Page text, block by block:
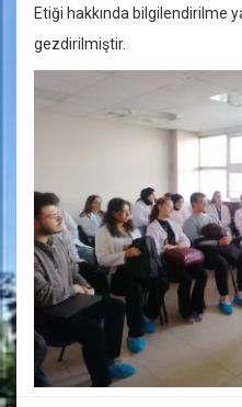
Etiği hakkında bilgilendirilme
gezdirilmiştir.